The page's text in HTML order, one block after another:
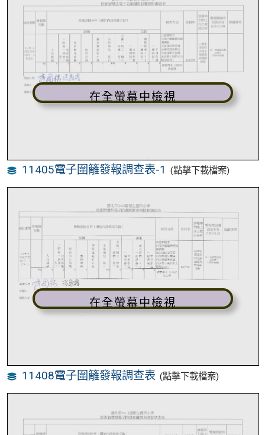
在全螢幕中檢視
11405電子圍籬發報調查表-1 (點擊下載檔案)
在全螢幕中檢視
11408電子圍籬發報調查表 (點擊下載檔案)